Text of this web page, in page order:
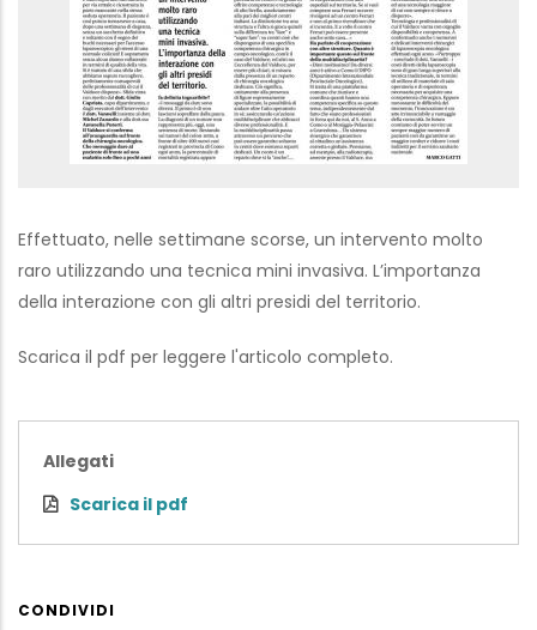
Effettuato, nelle settimane scorse, un intervento molto
raro utilizzando una tecnica mini invasiva. L’importanza
della interazione con gli altri presidi del territorio.
Scarica il pdf per leggere l'articolo completo.
Allegati
Scarica il pdf
CONDIVIDI